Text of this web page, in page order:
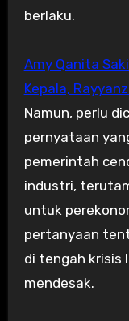
berlaku.
Amy Qanita
Kepala,
Namun, perlu
pernyataan
pemerintah
industri,
untuk
pertanyaan
di tengah krisis
mendesak.